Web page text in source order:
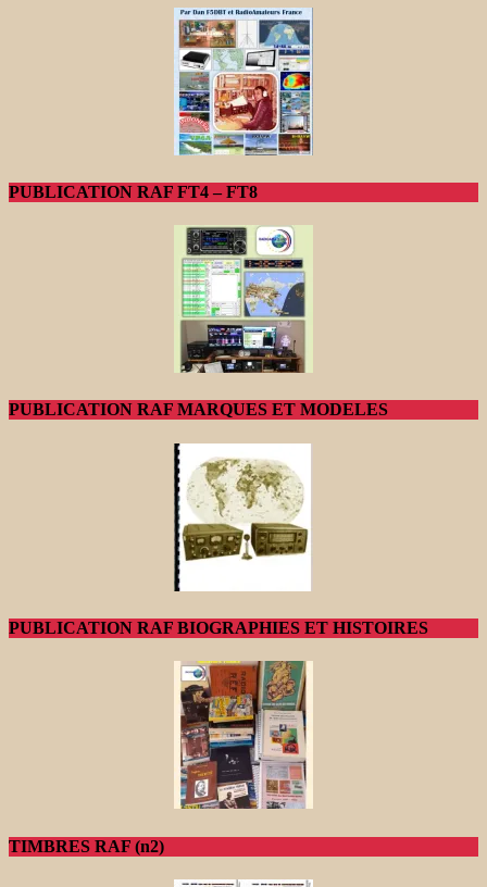
PUBLICATION RAF FT4 – FT8
PUBLICATION RAF MARQUES ET MODELES
PUBLICATION RAF BIOGRAPHIES ET HISTOIRES
TIMBRES RAF (n2)